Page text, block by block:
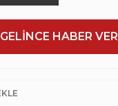
GELİNCE HABER VER